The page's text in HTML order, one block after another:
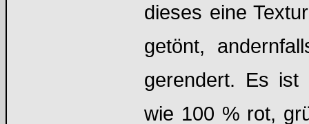
dieses eine
getönt,
gerendert. Es ist
wie 100 % rot,